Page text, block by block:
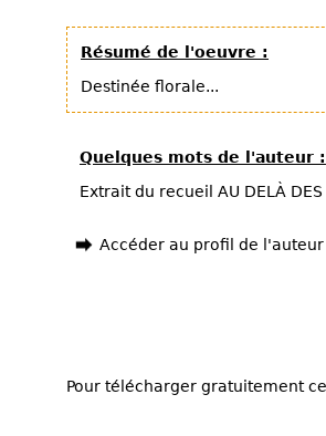
Résumé de l'oeuvre :
Destinée florale...
Quelques mots de l'auteur :
Extrait du recueil AU DELÀ DES
Accéder au profil de l'auteur
Pour télécharger gratuitement